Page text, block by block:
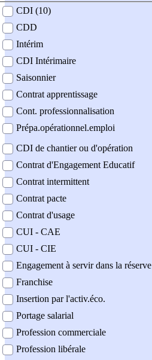
contrat
CDI (10)
CDD
Intérim
CDI Intérimaire
Saisonnier
Contrat apprentissage
Cont. professionnalisation
Prépa.opérationnel.emploi
CDI de chantier ou d'opération
Contrat d'Engagement Educatif
Contrat intermittent
Contrat pacte
Contrat d'usage
CUI - CAE
CUI - CIE
Engagement à servir dans la réserve
Franchise
Insertion par l'activ.éco.
Portage salarial
Profession commerciale
Profession libérale